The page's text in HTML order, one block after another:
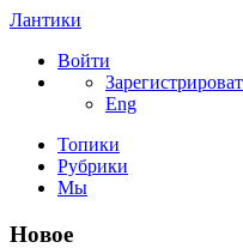
Лантики
Войти
Eng
Топики
Рубрики
Мы
Новое